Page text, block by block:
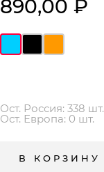
890,00 ₽
Ост. Россия: 338 шт.
Ост. Европа: 0 шт.
В КОРЗИНУ